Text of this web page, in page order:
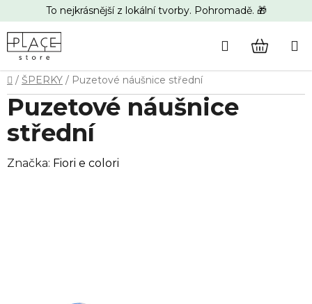
na
obsah
To nejkrásnější z lokální tvorby. Pohromadě. 🎁
Hledat
Domů
/ ŠPERKY / Puzetové náušnice střední
Puzetové náušnice
střední
Značka: Fiori e colori